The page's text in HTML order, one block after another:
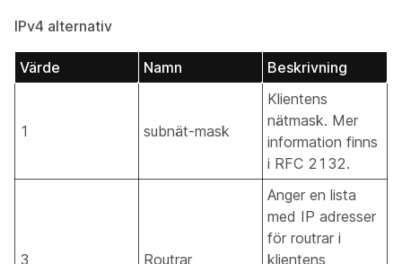
IPv4 alternativ
Värde Namn Beskrivning
1 subnät-mask
Klientens
nätmask. Mer
information finns
i RFC 2132.
3 Routrar
Anger en lista
med IP adresser
för routrar i
klientens